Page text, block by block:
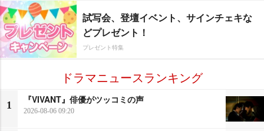
試写会、登壇イベント、サインチェキな
どプレゼント！
プレゼント特集
ドラマニュースランキング
1
『VIVANT』俳優がツッコミの声
2026-08-06 09:20